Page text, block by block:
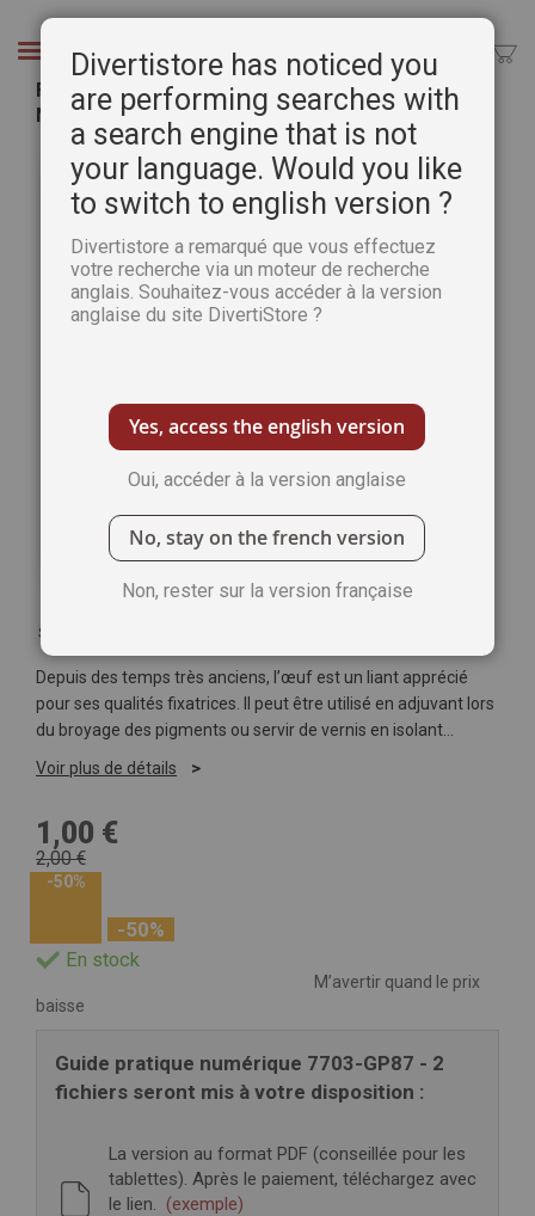
Chercher
Fabriquer son médium à l'œuf - Guide Pratique
Numérique
galerie
d’images
Soyez le premier à commenter ce produit
Depuis des temps très anciens, l’œuf est un liant apprécié
pour ses qualités fixatrices. Il peut être utilisé en adjuvant lors
du broyage des pigments ou servir de vernis en isolant...
Voir plus de détails
1,00 €
2,00 €
-50%
-50%
En stock
M’avertir quand le prix
baisse
Guide pratique numérique 7703-GP87 - 2
fichiers seront mis à votre disposition :
La version au format PDF (conseillée pour les
tablettes). Après le paiement, téléchargez avec
le lien. (exemple)
Divertistore has noticed you
are performing searches with
a search engine that is not
your language. Would you like
to switch to english version ?
Divertistore a remarqué que vous effectuez
votre recherche via un moteur de recherche
anglais. Souhaitez-vous accéder à la version
anglaise du site DivertiStore ?
Yes, access the english version
Oui, accéder à la version anglaise
No, stay on the french version
Non, rester sur la version française